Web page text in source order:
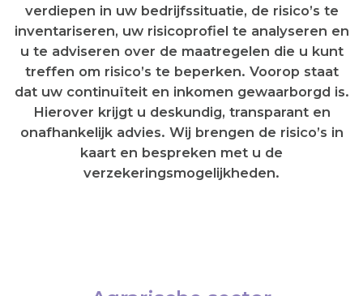
verdiepen in uw bedrijfssituatie, de risico’s te
inventariseren, uw risicoprofiel te analyseren en
u te adviseren over de maatregelen die u kunt
treffen om risico’s te beperken. Voorop staat
dat uw continuïteit en inkomen gewaarborgd is.
Hierover krijgt u deskundig, transparant en
onafhankelijk advies. Wij brengen de risico’s in
kaart en bespreken met u de
verzekeringsmogelijkheden.